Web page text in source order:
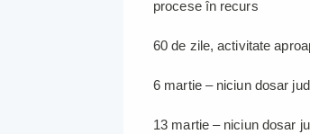
procese în recurs
60 de zile, activitate
6 martie – niciun dosar
13 martie – niciun dosar